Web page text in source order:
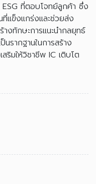
ESG ที่ตอบโจทย์ลูกค้า ซึ่ง
ที่แข็งแกร่งและช่วยส่ง
งทักษะการแนะนำกลยุทธ์
รากฐานในการสร้าง
ริมให้วิชาชีพ IC เติบโต